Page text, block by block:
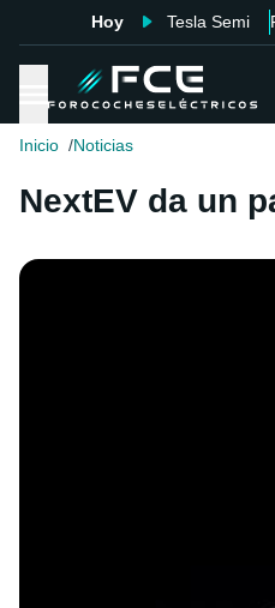
Hoy Tesla Semi
Inicio Noticias
NextEV da un